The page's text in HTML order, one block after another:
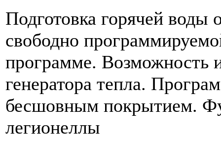
Подготовка горячей воды
свободно
программе. Возможность
генератора тепла.
бесшовным покрытием.
легионеллы